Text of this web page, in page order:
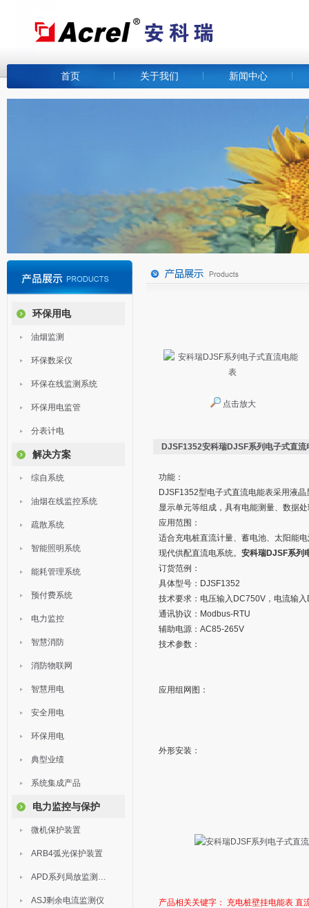
首页 关于我们 新闻中心
环保用电
油烟监测
环保数采仪
环保在线监测系统
环保用电监管
分表计电
解决方案
综自系统
油烟在线监控系统
疏散系统
智能照明系统
能耗管理系统
预付费系统
电力监控
智慧消防
消防物联网
智慧用电
安全用电
环保用电
典型业绩
系统集成产品
电力监控与保护
微机保护装置
ARB4弧光保护装置
APD系列局放监测装置
ASJ剩余电流监测仪
点击放大
DJSF1352安科瑞DJSF系列电子式直流
功能：
DJSF1352型电子式直流电能表采用液
显示单元等组成，具有电能测量、数据
应用范围：
适合充电桩直流计量、蓄电池、太阳能
现代供配直流电系统。 安科瑞DJSF系列
订货范例：
具体型号：DJSF1352
技术要求：电压输入DC750V，电流输
通讯协议：Modbus-RTU
辅助电源：AC85-265V
技术参数：
应用组网图：
外形安装：
产品相关关键字： 充电桩壁挂电能表 直